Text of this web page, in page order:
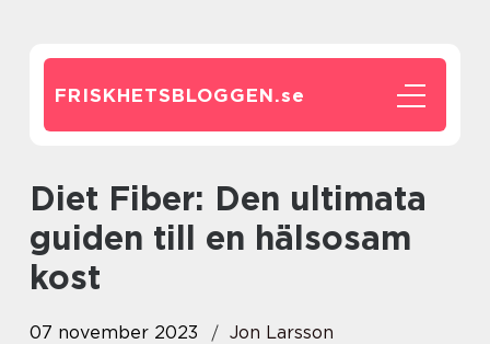
FRISKHETSBLOGGEN.se
Diet Fiber: Den ultimata
guiden till en hälsosam
kost
07 november 2023
Jon Larsson